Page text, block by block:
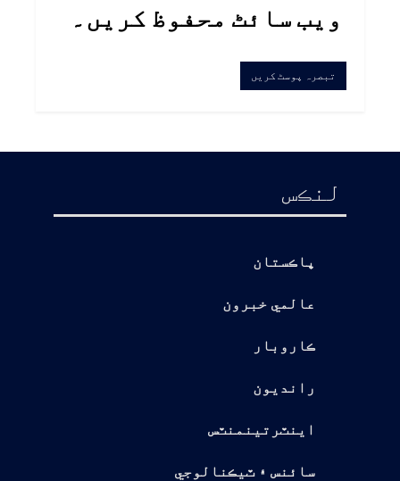
ویب سائٹ محفوظ کریں۔
لنڪس
پاڪستان
عالمي خبرون
ڪاروبار
رانديون
اينٽرتينمنٽس
سائنس ۽ ٽيڪنالوجي